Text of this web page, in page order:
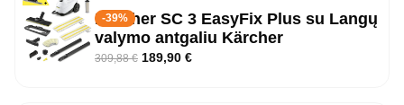
-39%
Kärcher SC 3 EasyFix Plus su Langų
valymo antgaliu Kärcher
309,88€ 189,90 €